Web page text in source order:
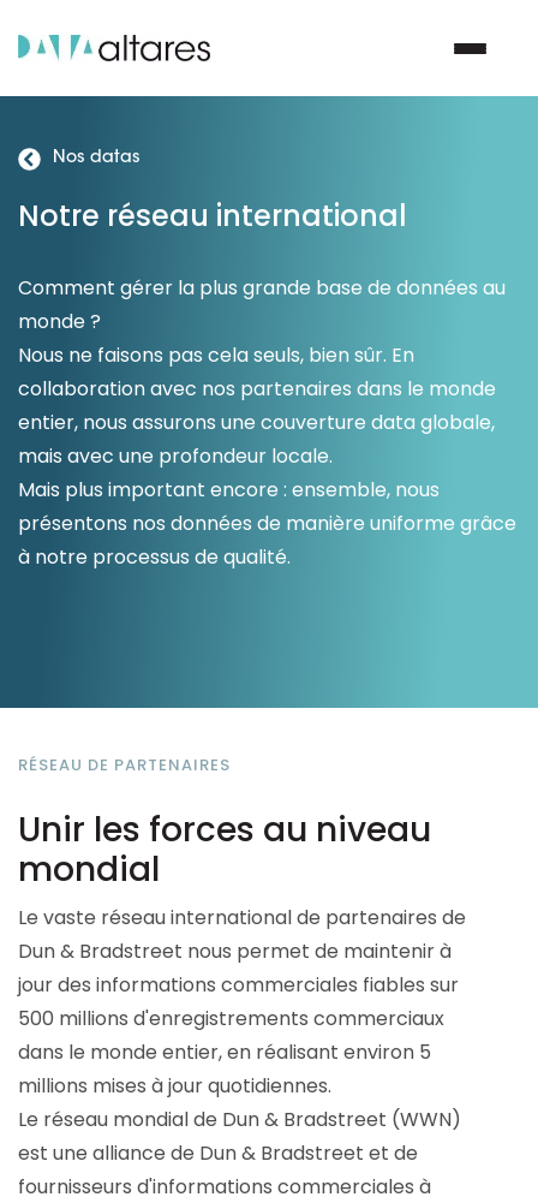
Nos solutions
Nos data
Notre groupe
Nos partenaires
Nos datas
Notre réseau international
Comment gérer la plus grande base de données au
monde ?
Nous ne faisons pas cela seuls, bien sûr. En
collaboration avec nos partenaires dans le monde
entier, nous assurons une couverture data globale,
mais avec une profondeur locale.
Mais plus important encore : ensemble, nous
présentons nos données de manière uniforme grâce
à notre processus de qualité.
RÉSEAU DE PARTENAIRES
Unir les forces au niveau
mondial
Le vaste réseau international de partenaires de
Dun & Bradstreet nous permet de maintenir à
jour des informations commerciales fiables sur
500 millions d'enregistrements commerciaux
dans le monde entier, en réalisant environ 5
millions mises à jour quotidiennes.
Le réseau mondial de Dun & Bradstreet (WWN)
est une alliance de Dun & Bradstreet et de
fournisseurs d'informations commerciales à